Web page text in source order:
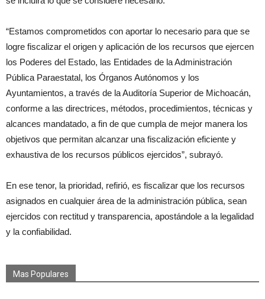
“Estamos comprometidos con aportar lo necesario para que se
logre fiscalizar el origen y aplicación de los recursos que ejercen
los Poderes del Estado, las Entidades de la Administración
Pública Paraestatal, los Órganos Autónomos y los
Ayuntamientos, a través de la Auditoría Superior de Michoacán,
conforme a las directrices, métodos, procedimientos, técnicas y
alcances mandatado, a fin de que cumpla de mejor manera los
objetivos que permitan alcanzar una fiscalización eficiente y
exhaustiva de los recursos públicos ejercidos”, subrayó.
En ese tenor, la prioridad, refirió, es fiscalizar que los recursos
asignados en cualquier área de la administración pública, sean
ejercidos con rectitud y transparencia, apostándole a la legalidad
y la confiabilidad.
Mas Populares